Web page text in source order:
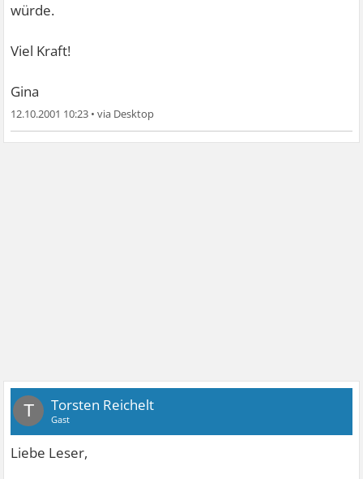
würde.
Viel Kraft!
Gina
12.10.2001 10:23 •
T Torsten Reichelt
Gast
Liebe Leser,